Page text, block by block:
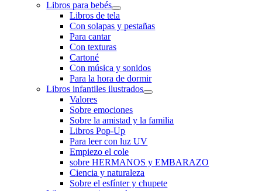
Libros para bebés
Libros de tela
Con solapas y pestañas
Para cantar
Con texturas
Cartoné
Con música y sonidos
Para la hora de dormir
Libros infantiles ilustrados
Valores
Sobre emociones
Sobre la amistad y la familia
Libros Pop-Up
Para leer con luz UV
Empiezo el cole
sobre HERMANOS y EMBARAZO
Ciencia y naturaleza
Sobre el esfínter y chupete